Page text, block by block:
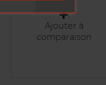
Ajouter à
comparaison